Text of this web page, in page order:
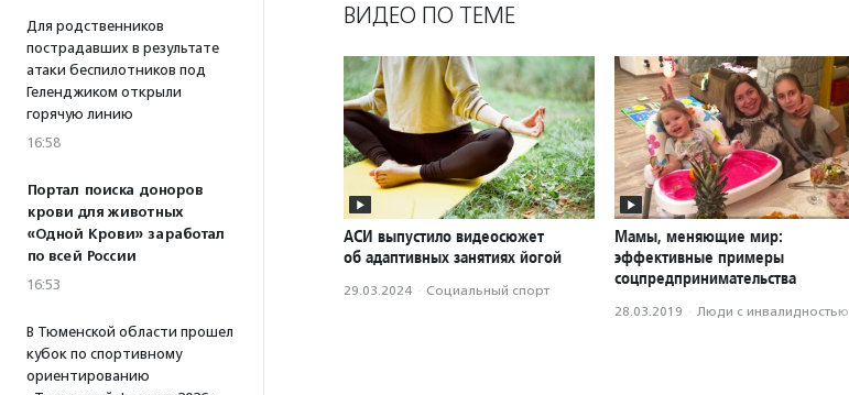
Для родственников
пострадавших в результате
атаки беспилотников под
Геленджиком открыли
горячую линию
16:58
Портал поиска доноров
крови для животных
«Одной Крови» заработал
по всей России
16:53
В Тюменской области прошел
кубок по спортивному
ориентированию
ВИДЕО ПО ТЕМЕ
АСИ выпустило видеосюжет
об адаптивных занятиях йогой
29.03.2024 · Социальный спорт
Мамы, меняющие мир:
эффективные примеры
соцпредпринимательства
28.03.2019 · Люди с инвалидностью